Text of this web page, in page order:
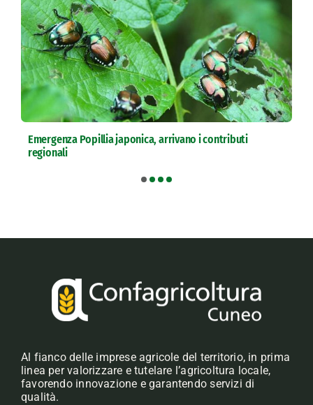
Emergenza Popillia japonica, arrivano i contributi
regionali
Al fianco delle imprese agricole del territorio, in prima
linea per valorizzare e tutelare l’agricoltura locale,
favorendo innovazione e garantendo servizi di
qualità.